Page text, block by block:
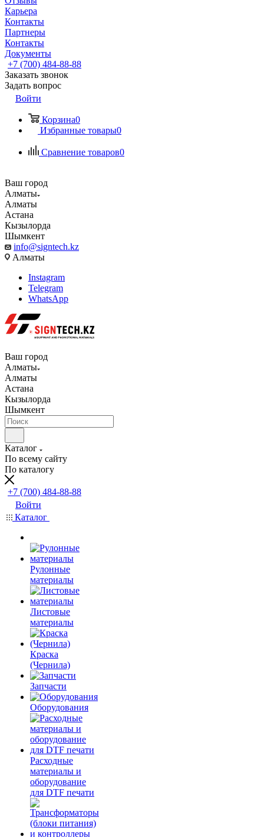
Карьера
Контакты
Партнеры
Контакты
Документы
+7 (700) 484-88-88
Заказать звонок
Задать вопрос
Войти
Корзина0
Избранные товары0
Сравнение товаров0
Ваш город
Алматы
Алматы
Астана
Кызылорда
Шымкент
info@signtech.kz
Алматы
Instagram
Telegram
WhatsApp
Ваш город
Алматы
Алматы
Астана
Кызылорда
Шымкент
Каталог
По всему сайту
По каталогу
+7 (700) 484-88-88
Войти
Каталог
Рулонные
материалы
Листовые
материалы
Краска
(Чернила)
Запчасти
Оборудования
Расходные
материалы и
оборудование
для DTF печати